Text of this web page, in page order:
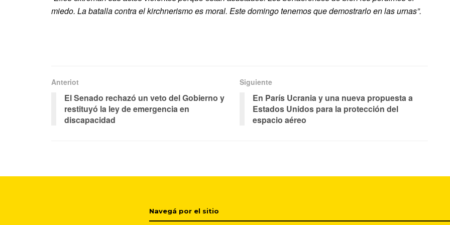
miedo. La batalla contra el kirchnerismo es moral. Este domingo tenemos que demostrarlo en las urnas”.
Anteriot
El Senado rechazó un veto del Gobierno y
restituyó la ley de emergencia en
discapacidad
Siguiente
En París Ucrania y una nueva propuesta a
Estados Unidos para la protección del
espacio aéreo
Navegá por el sitio